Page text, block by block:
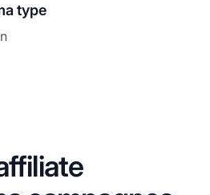
type